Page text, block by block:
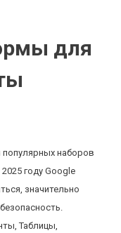
для
наборов
году Google
значительно
Таблицы,